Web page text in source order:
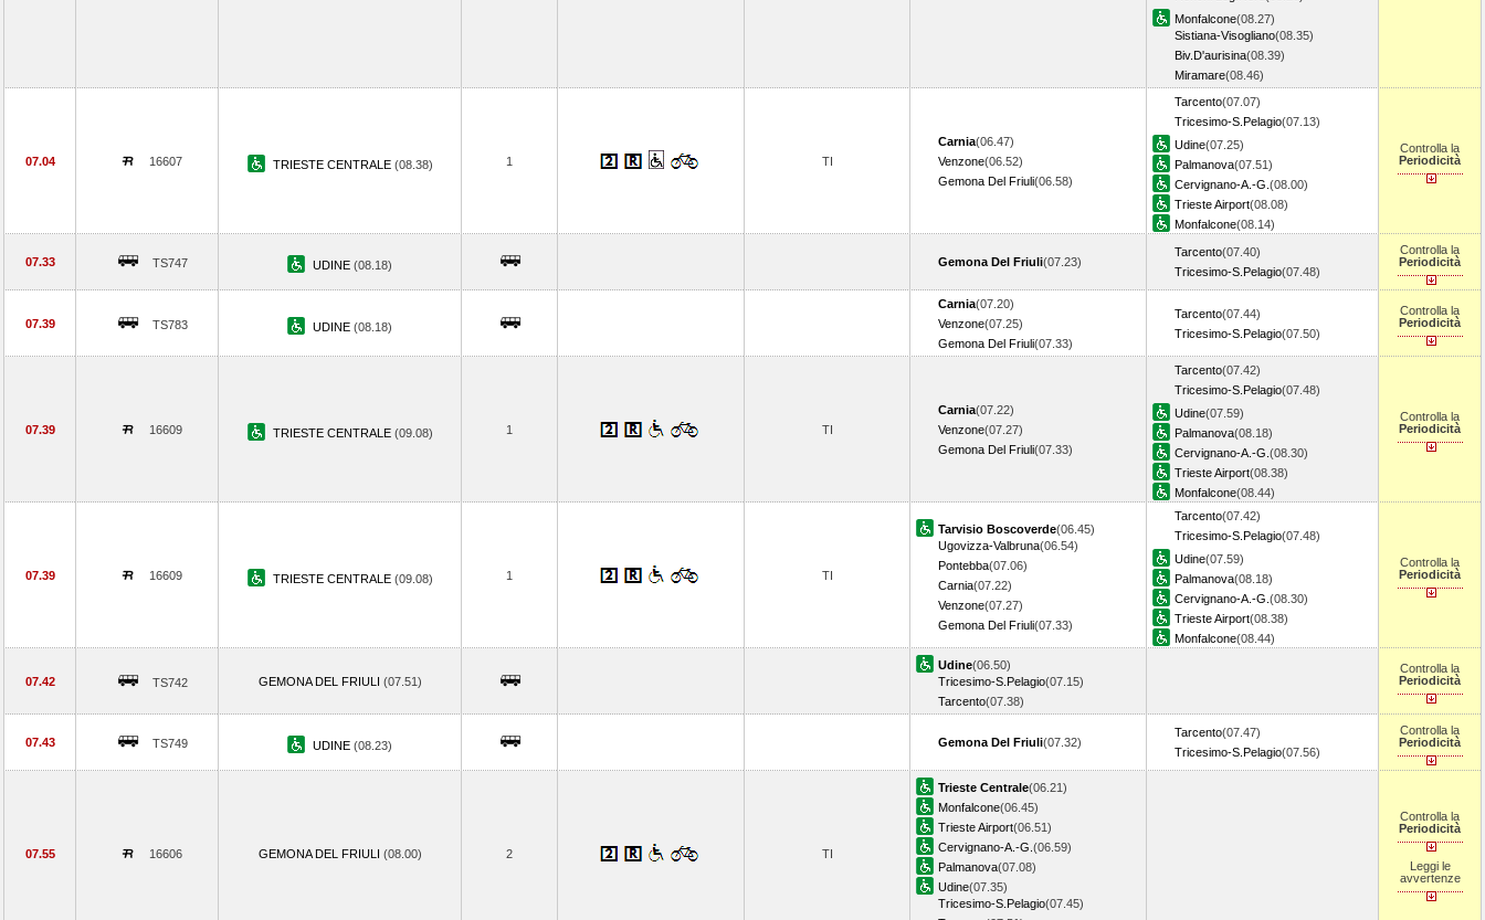
Monfalcone(08.27)
Sistiana-Visogliano(08.35)
Biv.D'aurisina(08.39)
Miramare(08.46)
07.04 16607 TRIESTE CENTRALE (08.38) 1 TI
Carnia(06.47)
Venzone(06.52)
Gemona Del Friuli(06.58)
Tarcento(07.07)
Tricesimo-S.Pelagio(07.13)
Udine(07.25)
Palmanova(07.51)
Cervignano-A.-G. (08.00)
Trieste Airport(08.08)
Monfalcone(08.14)
Controlla la
Periodicità
07.33 TS747 UDINE (08.18) Gemona Del Friuli(07.23)
Tarcento(07.40)
Tricesimo-S.Pelagio(07.48)
Controlla la
Periodicità
07.39 TS783 UDINE (08.18)
Carnia(07.20)
Venzone(07.25)
Gemona Del Friuli(07.33)
Tarcento(07.44)
Tricesimo-S.Pelagio(07.50)
Controlla la
Periodicità
07.39 16609 TRIESTE CENTRALE (09.08) 1 TI
Carnia(07.22)
Venzone(07.27)
Gemona Del Friuli(07.33)
Tarcento(07.42)
Tricesimo-S.Pelagio(07.48)
Udine(07.59)
Palmanova(08.18)
Cervignano-A.-G. (08.30)
Trieste Airport(08.38)
Monfalcone(08.44)
Controlla la
Periodicità
07.39 16609 TRIESTE CENTRALE (09.08) 1 TI
Tarvisio Boscoverde(06.45)
Ugovizza-Valbruna(06.54)
Pontebba(07.06)
Carnia(07.22)
Venzone(07.27)
Gemona Del Friuli(07.33)
Tarcento(07.42)
Tricesimo-S.Pelagio(07.48)
Udine(07.59)
Palmanova(08.18)
Cervignano-A.-G. (08.30)
Trieste Airport(08.38)
Monfalcone(08.44)
Controlla la
Periodicità
07.42 TS742 GEMONA DEL FRIULI (07.51)
Udine(06.50)
Tricesimo-S.Pelagio(07.15)
Tarcento(07.38)
Controlla la
Periodicità
07.43 TS749 UDINE (08.23) Gemona Del Friuli(07.32)
Tarcento(07.47)
Tricesimo-S.Pelagio(07.56)
Controlla la
Periodicità
07.55 16606 GEMONA DEL FRIULI (08.00) 2 TI
Trieste Centrale(06.21)
Monfalcone(06.45)
Trieste Airport(06.51)
Cervignano-A.-G. (06.59)
Palmanova(07.08)
Udine(07.35)
Tricesimo-S.Pelagio(07.45)
Controlla la
Periodicità
Leggi le
avvertenze